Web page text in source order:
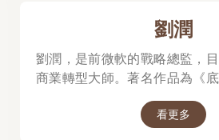
劉潤
劉潤，是前微軟的戰略總監，
商業轉型大師。著名作品為《底
的世界中，認清所有真相！
看更多